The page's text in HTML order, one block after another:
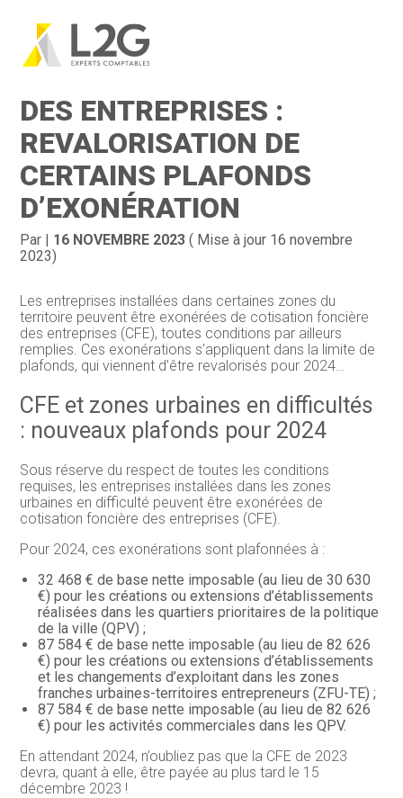
Aller
au
Création d’entreprise
Pilotage d’entreprise
Entreprise en difficultés
Gestion
Juridique
Documents
Dématérialisation / collecte
DES ENTREPRISES :
REVALORISATION DE
CERTAINS PLAFONDS
D’EXONÉRATION
Par | 16 NOVEMBRE 2023 ( Mise à jour 16 novembre
2023)
Les entreprises installées dans certaines zones du
territoire peuvent être exonérées de cotisation foncière
des entreprises (CFE), toutes conditions par ailleurs
remplies. Ces exonérations s’appliquent dans la limite de
plafonds, qui viennent d’être revalorisés pour 2024…
CFE et zones urbaines en difficultés
: nouveaux plafonds pour 2024
Sous réserve du respect de toutes les conditions
requises, les entreprises installées dans les zones
urbaines en difficulté peuvent être exonérées de
cotisation foncière des entreprises (CFE).
Pour 2024, ces exonérations sont plafonnées à :
32 468 € de base nette imposable (au lieu de 30 630
€) pour les créations ou extensions d’établissements
réalisées dans les quartiers prioritaires de la politique
de la ville (QPV) ;
87 584 € de base nette imposable (au lieu de 82 626
€) pour les créations ou extensions d’établissements
et les changements d’exploitant dans les zones
franches urbaines-territoires entrepreneurs (ZFU-TE) ;
87 584 € de base nette imposable (au lieu de 82 626
€) pour les activités commerciales dans les QPV.
En attendant 2024, n’oubliez pas que la CFE de 2023
devra, quant à elle, être payée au plus tard le 15
décembre 2023 !